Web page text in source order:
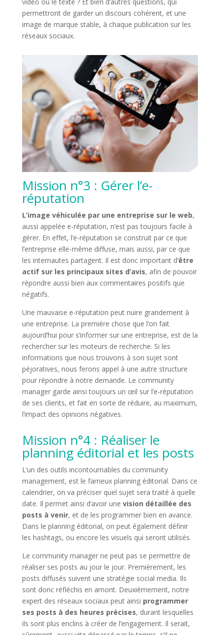
permettront de garder un discours cohérent, et une
image de marque stable, à chaque publication sur les
réseaux sociaux.
Mission n°3 : Gérer l’e-
réputation
L’image véhiculée par une entreprise sur le web,
aussi appelée e-réputation, n’est pas toujours facile à
gérer. En effet, l’e-réputation se construit par ce que
l’entreprise elle-même diffuse, mais aussi, par ce que
les internautes partagent. Il est donc important d’être
actif sur les principaux sites d’avis, afin de pouvoir
répondre aussi bien aux commentaires positifs que
négatifs.
Une mauvaise e-réputation peut nuire grandement à
une entreprise. La première chose que l’on fait
aujourd’hui pour s’informer sur une entreprise, est de la
rechercher sur les moteurs de recherche. Si les
informations que nous trouvons à son sujet sont
péjoratives, nous ferons appel à une autre structure
pour répondre à notre demande. Le community
manager garde ainsi toujours un œil sur l’e-réputation
de ses clients, et fait en sorte de réduire, au maximum,
l’impact des opinions négatives.
Mission n°4 : Réaliser le
planning éditorial et les posts
L’un des outils incontournables du community
management, est le fameux planning éditorial. Dans ce
calendrier, on va préciser quel sujet sera traité à quelle
date. Il permet ainsi d’avoir une vision détaillée des
posts à venir, et de les programmer bien en avance.
Dans le planning éditorial, on peut également définir
les hashtags, ou encore les visuels qui seront utilisés.
Le community manager ne peut pas se permettre de
réaliser ses posts au jour le jour. Premièrement, les
posts diffusés suivent une stratégie social media. Ils
sont donc réfléchis en amont. Deuxièmement, notre
expert des réseaux sociaux peut ainsi programmer
ses posts à des heures précises, durant lesquelles
ils sont plus enclins à créer de l’engagement. Il serait,